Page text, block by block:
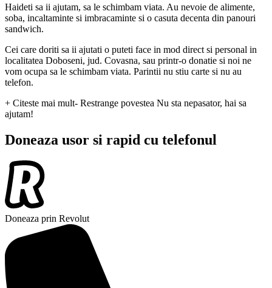
Haideti sa ii ajutam, sa le schimbam viata. Au nevoie de alimente,
soba, incaltaminte si imbracaminte si o casuta decenta din panouri
sandwich.
Cei care doriti sa ii ajutati o puteti face in mod direct si personal in
localitatea Doboseni, jud. Covasna, sau printr-o donatie si noi ne
vom ocupa sa le schimbam viata. Parintii nu stiu carte si nu au
telefon.
+ Citeste mai mult- Restrange povestea Nu sta nepasator, hai sa
ajutam!
Doneaza usor si rapid cu telefonul
Doneaza prin Revolut